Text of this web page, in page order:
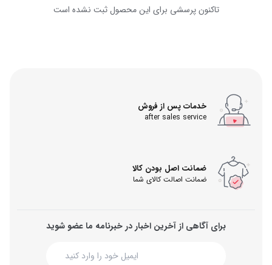
تاکنون پرسشی برای این محصول ثبت نشده است
خدمات پس از فروش
after sales service
ضمانت اصل بودن کالا
ضمانت اصالت کالای شما
برای آگاهی از آخرین اخبار در خبرنامه ما عضو شوید